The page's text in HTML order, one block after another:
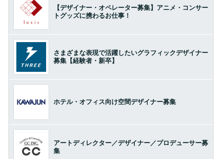
【デザイナー・オペレーター募集】アニメ・コンサー
トグッズに携わるお仕事！
さまざまな表現で活躍したいグラフィックデザイナー
募集【経験者・新卒】
ホテル・オフィス向け空間デザイナー募集
アートディレクター／デザイナー／プロデューサー募
集